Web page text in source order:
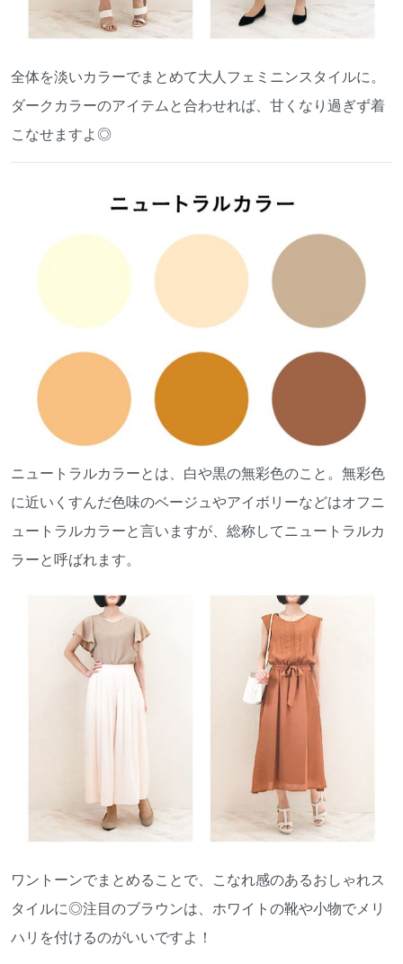
全体を淡いカラーでまとめて大人フェミニンスタイルに。
ダークカラーのアイテムと合わせれば、甘くなり過ぎず着
こなせますよ◎
ニュートラルカラーとは、白や黒の無彩色のこと。無彩色
に近いくすんだ色味のベージュやアイボリーなどはオフニ
ュートラルカラーと言いますが、総称してニュートラルカ
ラーと呼ばれます。
ワントーンでまとめることで、こなれ感のあるおしゃれス
タイルに◎注目のブラウンは、ホワイトの靴や小物でメリ
ハリを付けるのがいいですよ！